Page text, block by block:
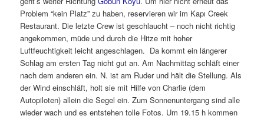
Problem “kein Platz” zu haben, reservieren wir im Kapı Creek
Restaurant. Die letzte Crew ist geschlaucht – noch nicht richtig
angekommen, müde und durch die Hitze mit hoher
Luftfeuchtigkeit leicht angeschlagen. Da kommt ein längerer
Schlag am ersten Tag nicht gut an. Am Nachmittag schläft einer
nach dem anderen ein. N. ist am Ruder und hält die Stellung. Als
der Wind einschläft, holt sie mit Hilfe von Charlie (dem
Autopiloten) allein die Segel ein. Zum Sonnenuntergang sind alle
wieder wach und es entstehen tolle Fotos. Um 19.15 h kommen